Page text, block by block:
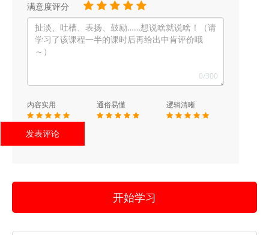
满意度评分
0/300
内容实用 通俗易懂 逻辑清晰
开始学习